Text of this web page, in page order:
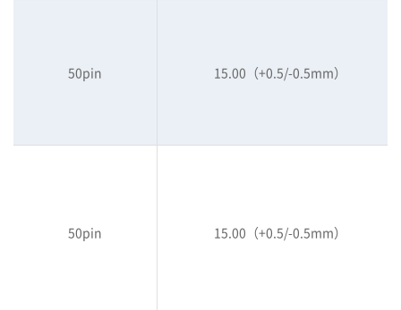
50pin 15.00（+0.5/-0.5mm）
50pin 15.00（+0.5/-0.5mm）